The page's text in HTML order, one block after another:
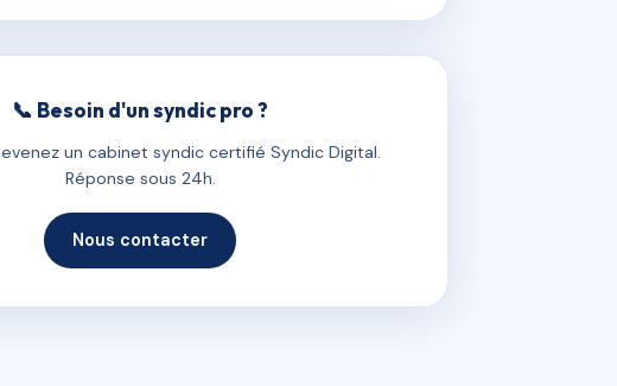
📞 Besoin d'un syndic pro ?
un cabinet syndic certifié Syndic Digital.
Réponse sous 24h.
Nous contacter